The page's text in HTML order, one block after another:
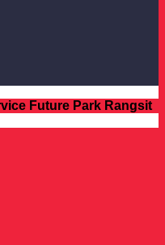
Future Park Rangsit